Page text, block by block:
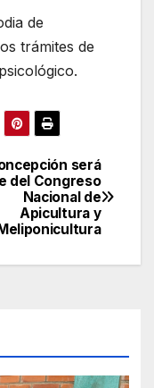
de
trámites de
será
del Congreso
Nacional de
Apicultura y